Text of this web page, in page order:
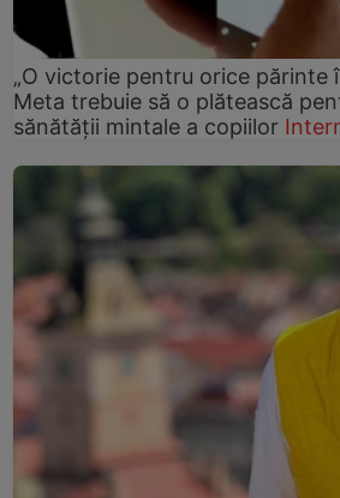
„O victorie pentru orice părinte
Meta trebuie să o plătească
sănătății mintale a copiilor